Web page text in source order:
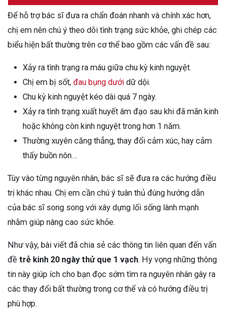
Để hỗ trợ bác sĩ đưa ra chẩn đoán nhanh và chính xác hơn,
chị em nên chú ý theo dõi tình trạng sức khỏe, ghi chép các
biểu hiện bất thường trên cơ thể bao gồm các vấn đề sau:
Xảy ra tình trạng ra máu giữa chu kỳ kinh nguyệt.
Chị em bị sốt, đau bụng dưới dữ dội.
Chu kỳ kinh nguyệt kéo dài quá 7 ngày.
Xảy ra tình trạng xuất huyết âm đạo sau khi đã mãn kinh
hoặc không còn kinh nguyệt trong hơn 1 năm.
Thường xuyên căng thẳng, thay đổi cảm xúc, hay cảm
thấy buồn nôn…
Tùy vào từng nguyên nhân, bác sĩ sẽ đưa ra các hướng điều
trị khác nhau. Chị em cần chú ý tuân thủ đúng hướng dẫn
của bác sĩ song song với xây dựng lối sống lành mạnh
nhằm giúp nâng cao sức khỏe.
Như vậy, bài viết đã chia sẻ các thông tin liên quan đến vấn
đề trễ kinh 20 ngày thử que 1 vạch. Hy vọng những thông
tin này giúp ích cho bạn đọc sớm tìm ra nguyên nhân gây ra
các thay đổi bất thường trong cơ thể và có hướng điều trị
phù hợp.